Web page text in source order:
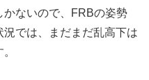
かないので、FRBの姿勢
では、まだまだ乱高下は